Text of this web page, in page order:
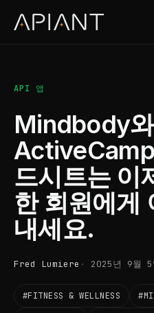
API 앱
Mindbody와
드시트는 이
한 회원에게
내세요.
Fred Lumiere 2025년 9월 5
#FITNESS & WELLNESS